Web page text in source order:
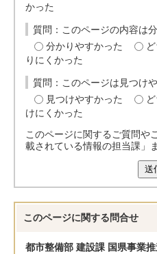
かった
質問：このページの内容は
分かりやすかった
りにくかった
質問：このページは見つけ
見つけやすかった
けにくかった
このページに関するご質問や
載されている情報の担当課」
送
このページに関する 問合せ
都市整備部 建設課 国県事業